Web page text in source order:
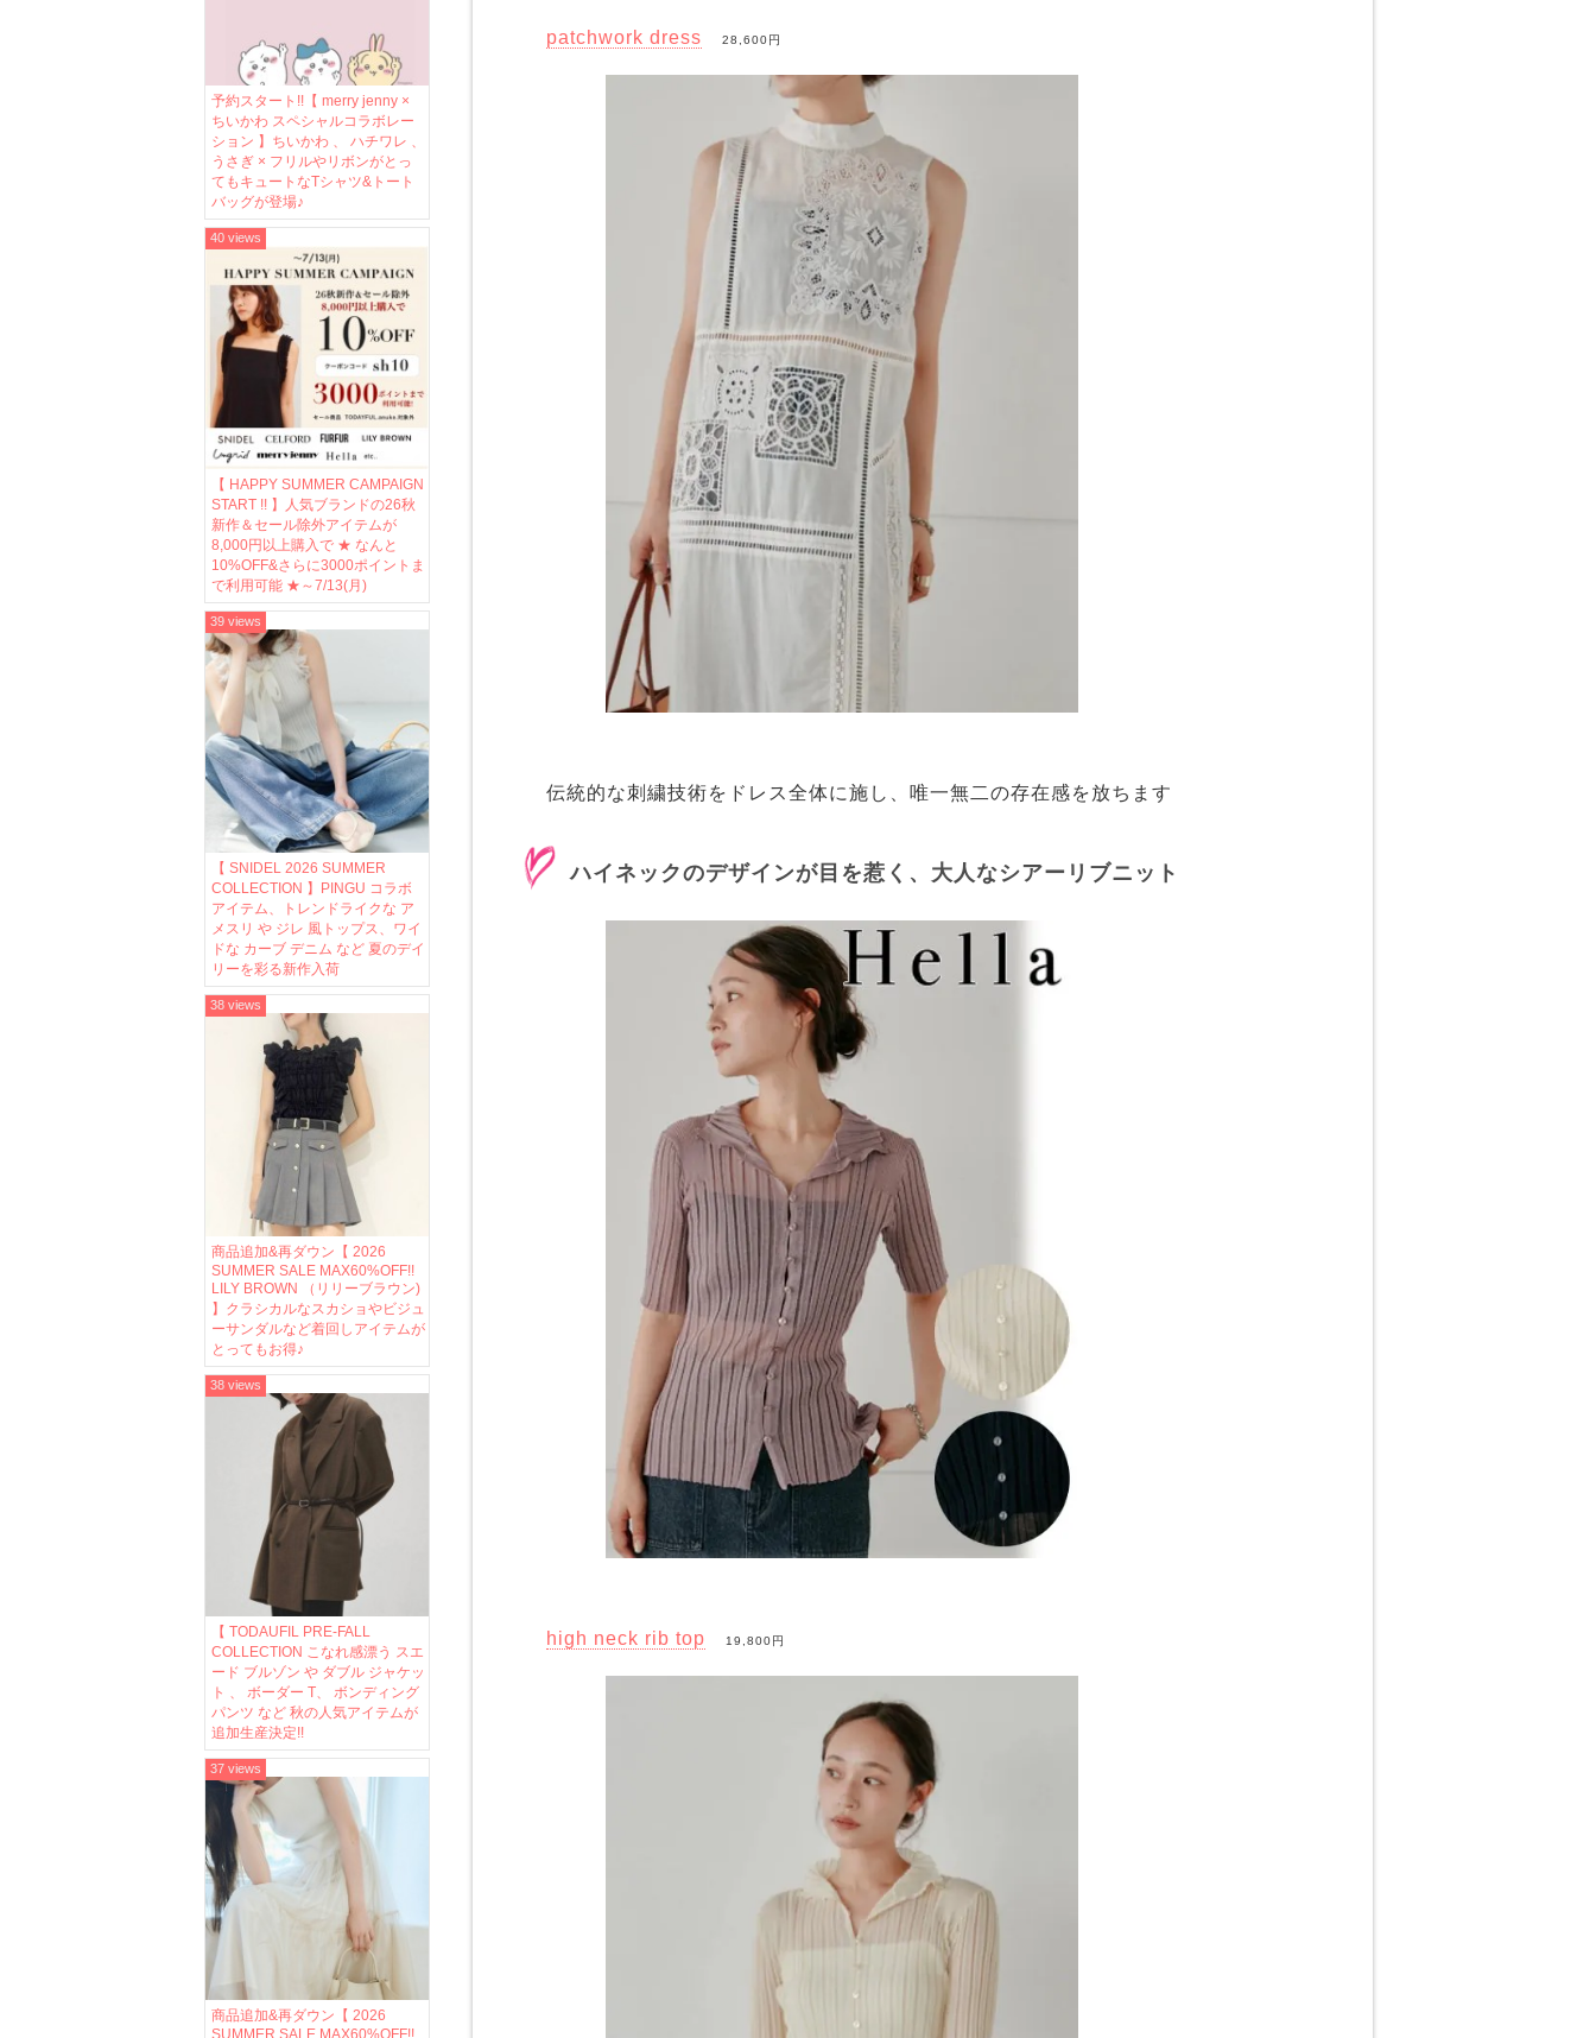
予約スタート!!【 merry jenny ×
ちいかわ スペシャルコラボレー
ション 】ちいかわ 、 ハチワレ 、
うさぎ × フリルやリボンがとっ
てもキュートなTシャツ&トート
バッグが登場♪
【 HAPPY SUMMER CAMPAIGN
START !! 】人気ブランドの26秋
新作＆セール除外アイテムが
8,000円以上購入で ★ なんと
10%OFF&さらに3000ポイントま
で利用可能 ★～7/13(月)
40 views
【 SNIDEL 2026 SUMMER
COLLECTION 】PINGU コラボ
アイテム、トレンドライクな ア
メスリ や ジレ 風トップス、ワイ
ドな カーブ デニム など 夏のデイ
リーを彩る新作入荷
39 views
商品追加&再ダウン【 2026
SUMMER SALE MAX60%OFF!!
LILY BROWN （リリーブラウン)
】クラシカルなスカショやビジュ
ーサンダルなど着回しアイテムが
とってもお得♪
38 views
【 TODAUFIL PRE-FALL
COLLECTION こなれ感漂う スエ
ード ブルゾン や ダブル ジャケッ
ト 、 ボーダー T、 ボンディング
パンツ など 秋の人気アイテムが
追加生産決定!!
38 views
商品追加&再ダウン【 2026
SUMMER SALE MAX60%OFF!!
37 views
patchwork dress 28,600円
伝統的な刺繍技術をドレス全体に施し、唯一無二の存在感を放ちます
ハイネックのデザインが目を惹く、大人なシアーリブニット
high neck rib top 19,800円